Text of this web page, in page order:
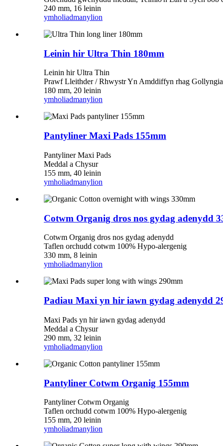
240 mm, 16 leinin
ymholiadmanylion
Leinin hir Ultra Thin 180mm
Leinin hir Ultra Thin
Prawf Lleithder / Rhwystr Yn Amddiffyn rhag
180 mm, 20 leinin
ymholiadmanylion
Pantyliner Maxi Pads 155mm
Pantyliner Maxi Pads
Meddal a Chysur
155 mm, 40 leinin
ymholiadmanylion
Cotwm Organig dros nos gydag adenydd
Cotwm Organig dros nos gydag adenydd
Taflen orchudd cotwm 100% Hypo-alergenig
330 mm, 8 leinin
ymholiadmanylion
Padiau Maxi yn hir iawn gydag adenydd
Maxi Pads yn hir iawn gydag adenydd
Meddal a Chysur
290 mm, 32 leinin
ymholiadmanylion
Pantyliner Cotwm Organig 155mm
Pantyliner Cotwm Organig
Taflen orchudd cotwm 100% Hypo-alergenig
155 mm, 20 leinin
ymholiadmanylion